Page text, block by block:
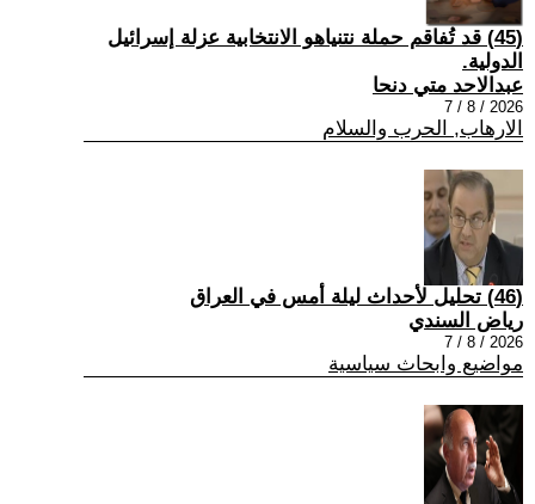
(45) قد تُفاقم حملة نتنياهو الانتخابية عزلة إسرائيل
الدولية.
عبدالاحد متي دنحا
2026 / 8 / 7
الارهاب, الحرب والسلام
(46) تحليل لأحداث ليلة أمس في العراق
رياض السندي
2026 / 8 / 7
مواضيع وابحاث سياسية